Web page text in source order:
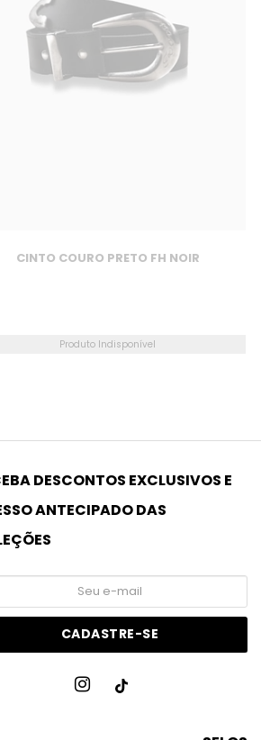
CINTO COURO PRETO FH NOIR
Produto Indisponível
CADASTRE-SE